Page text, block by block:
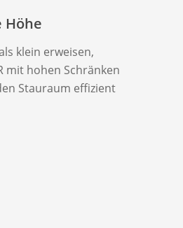
Höhe
klein erweisen,
mit hohen Schränken
Stauraum effizient